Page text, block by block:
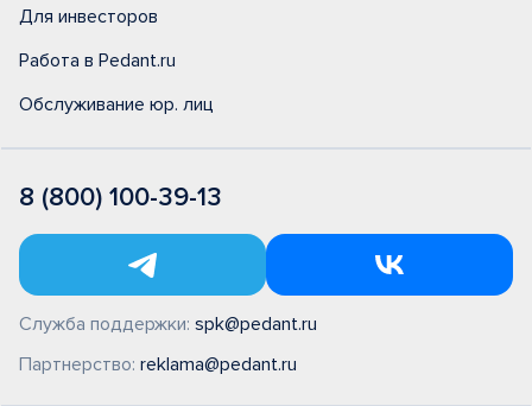
Для инвесторов
Работа в Pedant.ru
Обслуживание юр. лиц
8 (800) 100-39-13
Служба поддержки: spk@pedant.ru
Партнерство: reklama@pedant.ru